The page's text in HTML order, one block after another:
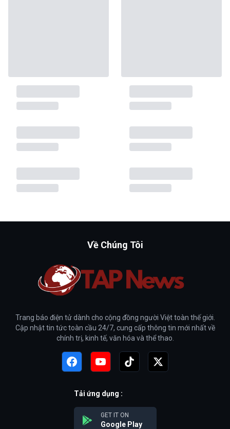
Về Chúng Tôi
Trang báo điện tử dành cho cộng đồng người Việt toàn thế giới.
Cập nhật tin tức toàn cầu 24/7, cung cấp thông tin mới nhất về
chính trị, kinh tế, văn hóa và thể thao.
Tải ứng dụng :
GET IT ON
Google Play